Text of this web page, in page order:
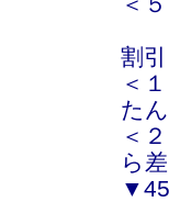
割引
＜
た
＜
ら